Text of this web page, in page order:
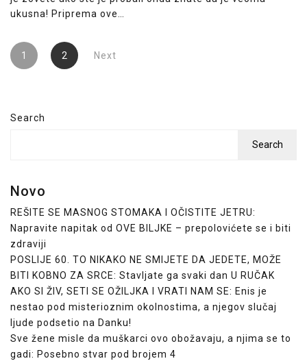
ukusna! Priprema ove…
Posts
pagination
1 2 Next
Search
Search
Novo
REŠITE SE MASNOG STOMAKA I OČISTITE JETRU:
Napravite napitak od OVE BILJKE – prepolovićete se i biti
zdraviji
POSLIJE 60. TO NIKAKO NE SMIJETE DA JEDETE, MOŽE
BITI KOBNO ZA SRCE: Stavljate ga svaki dan U RUČAK
AKO SI ŽIV, SETI SE OŽILJKA I VRATI NAM SE: Enis je
nestao pod misterioznim okolnostima, a njegov slučaj
ljude podsetio na Danku!
Sve žene misle da muškarci ovo obožavaju, a njima se to
gadi: Posebno stvar pod brojem 4